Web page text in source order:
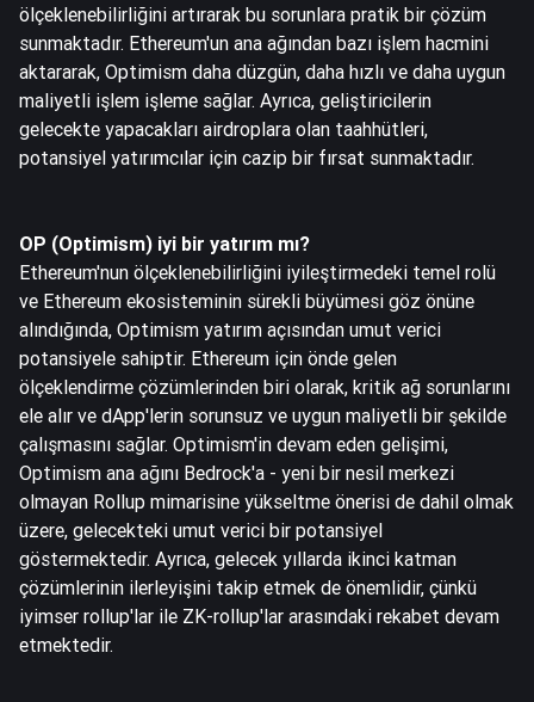
ölçeklenebilirliğini artırarak bu sorunlara pratik bir çözüm
sunmaktadır. Ethereum'un ana ağından bazı işlem hacmini
aktararak, Optimism daha düzgün, daha hızlı ve daha uygun
maliyetli işlem işleme sağlar. Ayrıca, geliştiricilerin
gelecekte yapacakları airdroplara olan taahhütleri,
potansiyel yatırımcılar için cazip bir fırsat sunmaktadır.
OP (Optimism) iyi bir yatırım mı?
Ethereum'nun ölçeklenebilirliğini iyileştirmedeki temel rolü
ve Ethereum ekosisteminin sürekli büyümesi göz önüne
alındığında, Optimism yatırım açısından umut verici
potansiyele sahiptir. Ethereum için önde gelen
ölçeklendirme çözümlerinden biri olarak, kritik ağ sorunlarını
ele alır ve dApp'lerin sorunsuz ve uygun maliyetli bir şekilde
çalışmasını sağlar. Optimism'in devam eden gelişimi,
Optimism ana ağını Bedrock'a - yeni bir nesil merkezi
olmayan Rollup mimarisine yükseltme önerisi de dahil olmak
üzere, gelecekteki umut verici bir potansiyel
göstermektedir. Ayrıca, gelecek yıllarda ikinci katman
çözümlerinin ilerleyişini takip etmek de önemlidir, çünkü
iyimser rollup'lar ile ZK-rollup'lar arasındaki rekabet devam
etmektedir.